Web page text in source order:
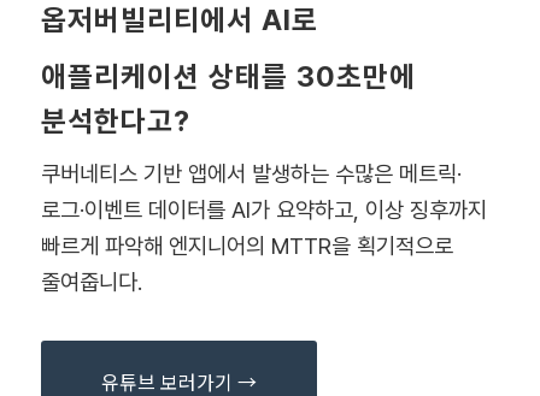
옵저버빌리티에서 AI로
애플리케이션 상태를 30초만에
분석한다고?
쿠버네티스 기반 앱에서 발생하는 수많은 메트릭·
로그·이벤트 데이터를 AI가 요약하고, 이상 징후까지
빠르게 파악해 엔지니어의 MTTR을 획기적으로
줄여줍니다.
유튜브 보러가기 →